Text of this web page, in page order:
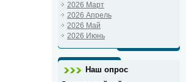
2026 Март
2026 Апрель
2026 Май
2026 Июнь
Наш опрос